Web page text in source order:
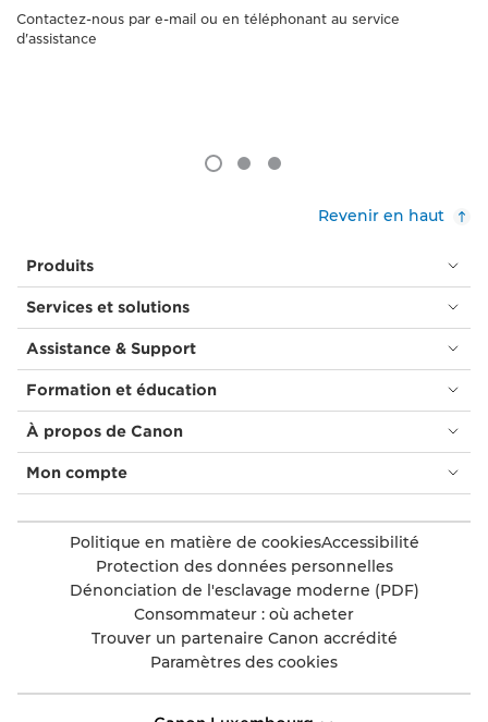
Contactez-nous par e-mail ou en téléphonant au service
d'assistance
Revenir en haut
Produits
Services et solutions
Assistance & Support
Formation et éducation
À propos de Canon
Mon compte
Politique en matière de cookiesAccessibilité
Protection des données personnelles
Dénonciation de l'esclavage moderne (PDF)
Consommateur : où acheter
Trouver un partenaire Canon accrédité
Paramètres des cookies